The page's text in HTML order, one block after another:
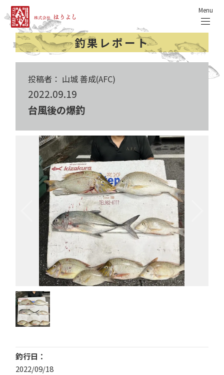
Menu
釣果レポート
投稿者： 山城 善成(AFC)
2022.09.19
台風後の爆釣
釣行日
2022/09/18